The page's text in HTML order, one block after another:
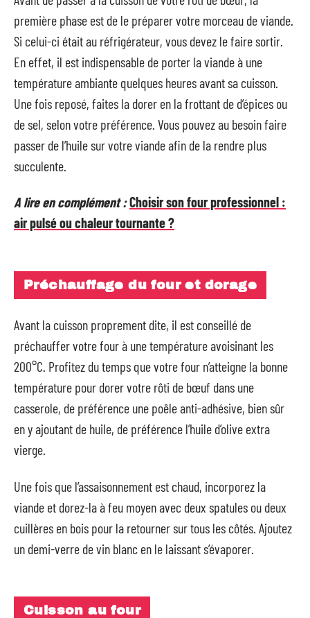
première phase est de le préparer votre morceau de viande.
Si celui-ci était au réfrigérateur, vous devez le faire sortir.
En effet, il est indispensable de porter la viande à une
température ambiante quelques heures avant sa cuisson.
Une fois reposé, faites la dorer en la frottant de d’épices ou
de sel, selon votre préférence. Vous pouvez au besoin faire
passer de l’huile sur votre viande afin de la rendre plus
succulente.
A lire en complément :Choisir son four professionnel :
air pulsé ou chaleur tournante ?
Préchauffage du four et dorage
Avant la cuisson proprement dite, il est conseillé de
préchauffer votre four à une température avoisinant les
200°C. Profitez du temps que votre four n’atteigne la bonne
température pour dorer votre rôti de bœuf dans une
casserole, de préférence une poêle anti-adhésive, bien sûr
en y ajoutant de huile, de préférence l’huile d’olive extra
vierge.
Une fois que l’assaisonnement est chaud, incorporez la
viande et dorez-la à feu moyen avec deux spatules ou deux
cuillères en bois pour la retourner sur tous les côtés. Ajoutez
un demi-verre de vin blanc en le laissant s’évaporer.
Cuisson au four